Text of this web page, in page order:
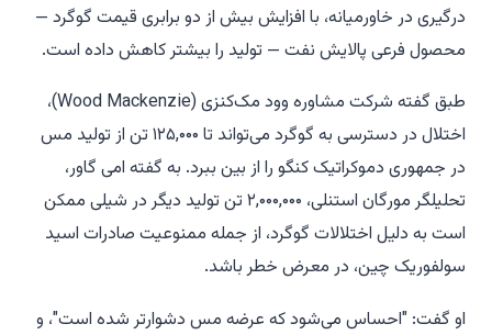
درگیری در خاورمیانه، با افزایش بیش از دو برابری قیمت گوگرد —
محصول فرعی پالایش نفت — تولید را بیشتر کاهش داده است.
طبق گفته شرکت مشاوره وود مک‌کنزی (Wood Mackenzie)،
اختلال در دسترسی به گوگرد می‌تواند تا ۱۲۵,۰۰۰ تن از تولید مس
در جمهوری دموکراتیک کنگو را از بین ببرد. به گفته امی گاور،
تحلیلگر مورگان استنلی، ۲,۰۰۰,۰۰۰ تن تولید دیگر در شیلی ممکن
است به دلیل اختلالات گوگرد، از جمله ممنوعیت صادرات اسید
سولفوریک چین، در معرض خطر باشد.
او گفت: "احساس می‌شود که عرضه مس دشوارتر شده است"، و